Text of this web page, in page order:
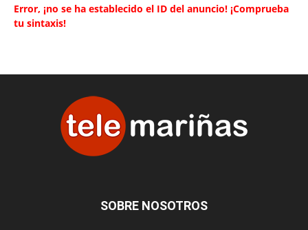
Error, ¡no se ha establecido el ID del anuncio! ¡Comprueba
tu sintaxis!
SOBRE NOSOTROS